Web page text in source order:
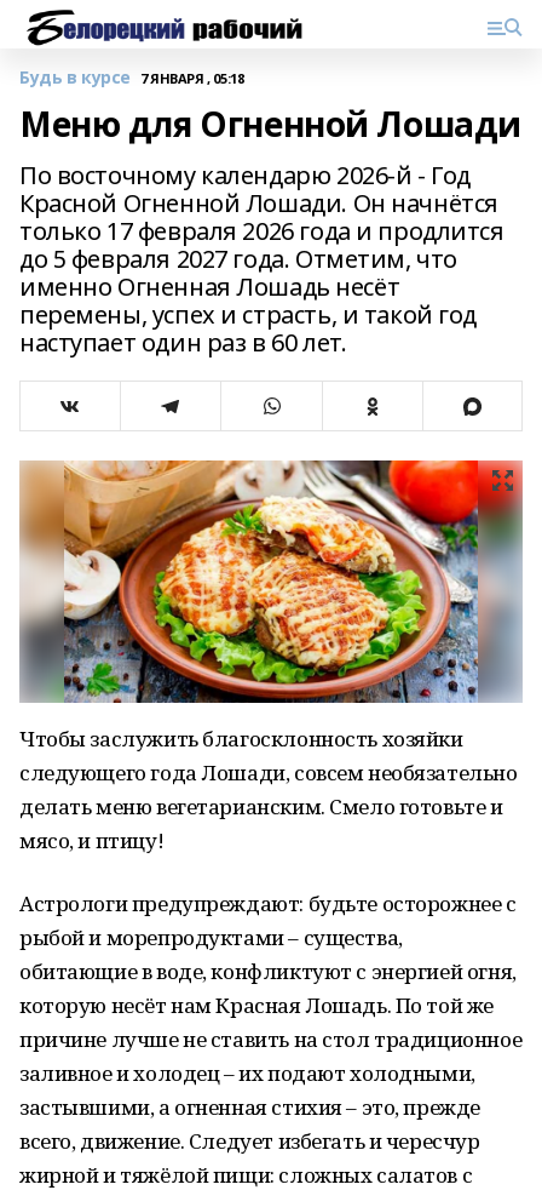
Будь в курсе 7 ЯНВАРЯ , 05:18
Меню для Огненной Лошади
По восточному календарю 2026-й - Год
Красной Огненной Лошади. Он начнётся
только 17 февраля 2026 года и продлится
до 5 февраля 2027 года. Отметим, что
именно Огненная Лошадь несёт
перемены, успех и страсть, и такой год
наступает один раз в 60 лет.
Чтобы заслужить благосклонность хозяйки
следующего года Лошади, совсем необязательно
делать меню вегетарианским. Смело готовьте и
мясо, и птицу!
Астрологи предупреждают: будьте осторожнее с
рыбой и морепродуктами – существа,
обитающие в воде, конфликтуют с энергией огня,
которую несёт нам Красная Лошадь. По той же
причине лучше не ставить на стол традиционное
заливное и холодец – их подают холодными,
застывшими, а огненная стихия – это, прежде
всего, движение. Следует избегать и чересчур
жирной и тяжёлой пищи: сложных салатов с